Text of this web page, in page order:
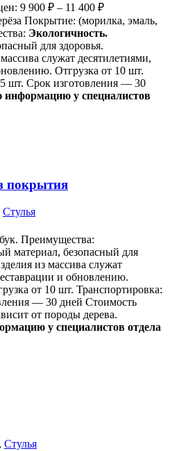
9 900 ₽ – 11 400 ₽
Покрытие: (морилка, эмаль,
Экологичность.
для здоровья.
служат десятилетиями,
Отгрузка от 10 шт.
шт. Срок изготовления — 30
информацию у специалистов
покрытия
Стулья
Преимущества:
материал, безопасный для
из массива служат
и обновлению.
от 10 шт. Транспортировка:
— 30 дней Стоимость
от породы дерева.
у специалистов отдела
, Стулья